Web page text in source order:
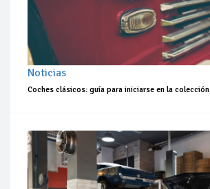
Noticias
Coches clásicos: guía para iniciarse en la colección